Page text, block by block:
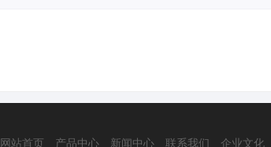
网站首页 产品中心 新闻中心 联系我们 企业文化